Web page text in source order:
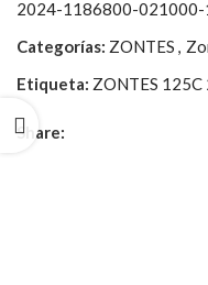
2024-1186800-
Categorías: ZONTES ,
Etiqueta: ZONTES
Share: